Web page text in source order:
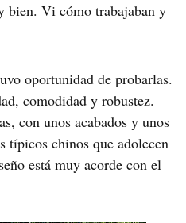
bien. Vi cómo trabajaban y
oportunidad de probarlas.
comodidad y robustez.
con unos acabados y unos
típicos chinos que adolecen
está muy acorde con el